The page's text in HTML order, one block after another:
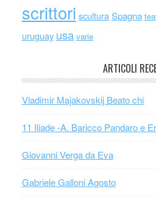
scrittori scultura Spagna
uruguay usa varie
ARTICOLI
Vladimir Majakovskij Beato chi
11 Iliade -A. Baricco Pandaro e
Giovanni Verga da Eva
Gabriele Galloni Agosto